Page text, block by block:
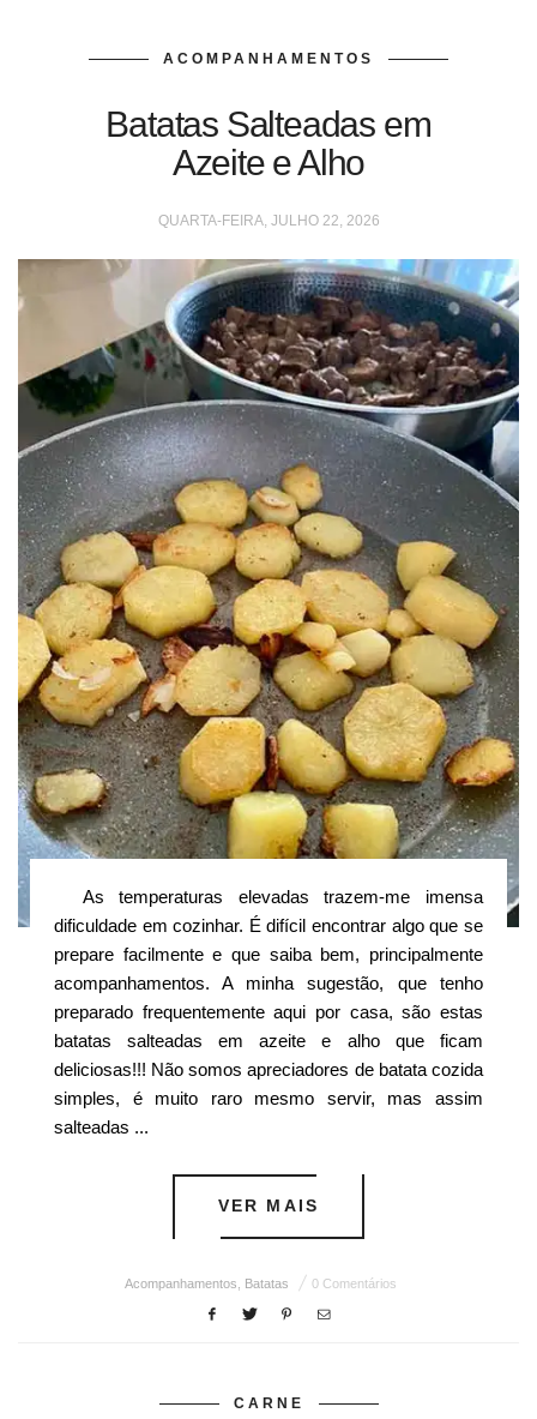
ACOMPANHAMENTOS
Batatas Salteadas em
Azeite e Alho
QUARTA-FEIRA, JULHO 22, 2026
As temperaturas elevadas trazem-me imensa
dificuldade em cozinhar. É difícil encontrar algo que se
prepare facilmente e que saiba bem, principalmente
acompanhamentos. A minha sugestão, que tenho
preparado frequentemente aqui por casa, são estas
batatas salteadas em azeite e alho que ficam
deliciosas!!! Não somos apreciadores de batata cozida
simples, é muito raro mesmo servir, mas assim
salteadas ...
VER MAIS
Acompanhamentos, Batatas 0 Comentários
CARNE